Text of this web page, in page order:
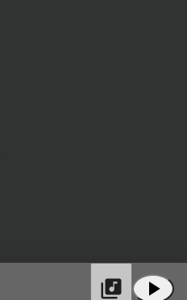
play_arrow
library_music